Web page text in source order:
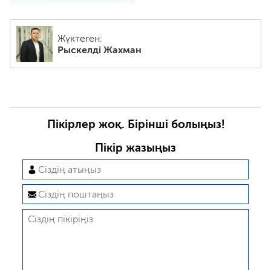
Жүктеген:
Рыскелді Жахман
Пікірлер жоқ. Бірінші болыңыз!
Пікір жазыңыз